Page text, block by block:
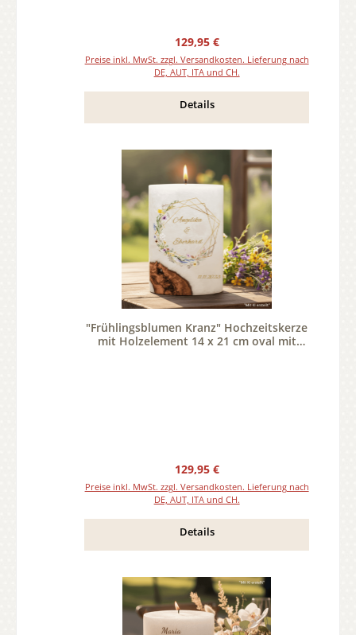
Regulärer Preis:
129,95 €
Preise inkl. MwSt. zzgl. Versandkosten. Lieferung nach
DE, AUT, ITA und CH.
Details
"Frühlingsblumen Kranz" Hochzeitskerze
mit Holzelement 14 x 21 cm oval mit
Regulärer Preis:
129,95 €
Preise inkl. MwSt. zzgl. Versandkosten. Lieferung nach
DE, AUT, ITA und CH.
Details